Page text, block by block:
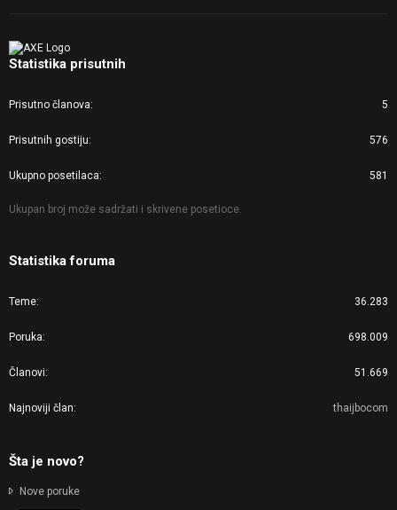
Statistika prisutnih
Prisutno članova 5
Prisutnih gostiju 576
Ukupno posetilaca 581
Ukupan broj može sadržati i skrivene posetioce.
Statistika foruma
Teme 36.283
Poruka 698.009
Članovi 51.669
Najnoviji član thaijbocom
Šta je novo?
Nove poruke